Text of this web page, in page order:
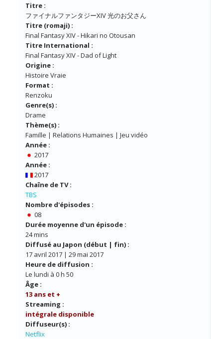
Titre :
ファイナルファンタジーXIV 光のお父さん
Titre (romaji) :
Final Fantasy XIV - Hikari no Otousan
Titre International :
Final Fantasy XIV - Dad of Light
Origine :
Histoire Vraie
Format :
Renzoku
Genre(s) :
Drame
Thème(s) :
Famille | Relations Humaines | Jeu vidéo
Année :
2017
Année :
2017
Chaîne de TV :
TBS
Nombre d'épisodes :
08
Durée moyenne d'un épisode :
24 mins
Diffusé au Japon (début | fin) :
17 avril 2017 | 29 mai 2017
Heure de diffusion :
Le lundi à 0 h 50
Âge :
13 ans et +
Streaming :
intégrale disponible
Diffuseur(s) :
Netflix